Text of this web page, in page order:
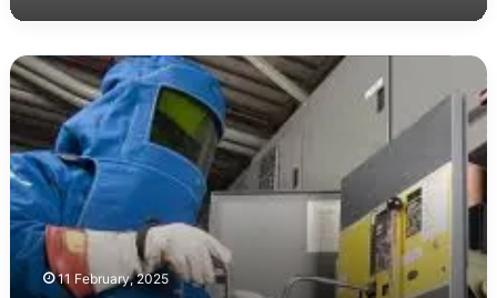
Berikut
Cara
Memahami
Kode
Safety
Glove
Bagi
Pekerja
11 February, 2025